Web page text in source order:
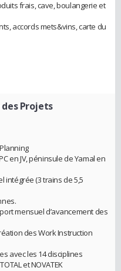
frais, cave, boulangerie et
accords mets&vins, carte du
Projets
en JV, péninsule de Yamal en
intégrée (3 trains de 5,5
mensuel d’avancement des
des Work Instruction
avec les 14 disciplines
et NOVATEK